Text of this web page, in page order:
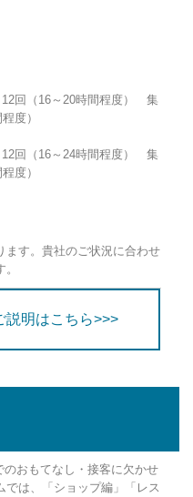
回（16～20時間程度） 集
度）
回（16～24時間程度） 集
度）
す。貴社のご状況に合わせ
説明はこちら>>>
おもてなし・接客に欠かせ
では、「ショップ編」「レス